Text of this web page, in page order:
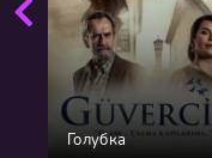
Голубка